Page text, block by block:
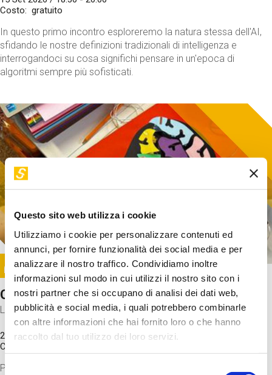
Questo sito web utilizza i cookie
Utilizziamo i cookie per personalizzare contenuti ed
annunci, per fornire funzionalità dei social media e per
analizzare il nostro traffico. Condividiamo inoltre
informazioni sul modo in cui utilizzi il nostro sito con i
nostri partner che si occupano di analisi dei dati web,
pubblicità e social media, i quali potrebbero combinarle
con altre informazioni che hai fornito loro o che hanno
raccolto dal tuo utilizzo dei loro servizi.
Selezione
Costo
gratuito
In questo primo incontro esploreremo la natura stessa dell'AI,
sfidando le nostre definizioni tradizionali di intelligenza e
interrogandoci su cosa significhi pensare in un'epoca di
algoritmi sempre più sofisticati.
Image
SUNDAY@STEP
Come funziona il cervello?
Laboratorio
20 Set 2026 / 11:15 - 13:00
Costo
Proveremo a costruire un cervello in cartoncino cercando di